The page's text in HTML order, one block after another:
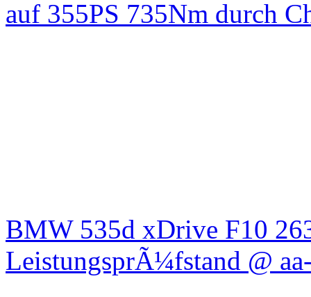
auf 355PS 735Nm durch
BMW 535d xDrive F10
LeistungsprÃ¼fstand @